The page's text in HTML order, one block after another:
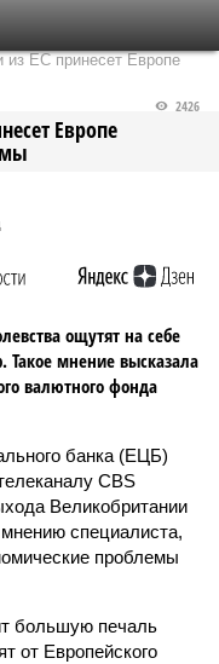
из ЕС принесет Европе
Европе
2426
ощутят на себе
Такое мнение высказала
валютного фонда
банка (ЕЦБ)
CBS
Великобритании
специалиста,
проблемы
большую печаль
от Европейского